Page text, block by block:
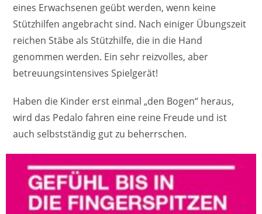
eines ­Erwachsenen geübt werden, wenn keine
Stützhilfen angebracht sind. Nach einiger Übungszeit
reichen Stäbe als Stützhilfe, die in die Hand
genommen werden. Ein sehr reizvolles, aber
betreuungsintensives Spielgerät!
Haben die Kinder erst einmal „den Bogen“ heraus,
wird das Pedalo fahren eine reine Freude und ist
auch selbstständig gut zu beherrschen.